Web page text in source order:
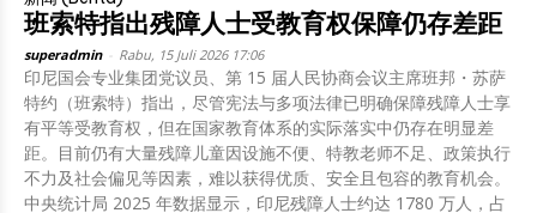
班索特指出残障人士受教育权保障仍存差距
superadmin Rabu, 15 Juli 2026 17:06
印尼国会专业集团党议员、第 15 届人民协商会议主席班邦・苏萨
特约（班索特）指出，尽管宪法与多项法律已明确保障残障人士享
有平等受教育权，但在国家教育体系的实际落实中仍存在明显差
距。目前仍有大量残障儿童因设施不便、特教老师不足、政策执行
不力及社会偏见等因素，难以获得优质、安全且包容的教育机会。
中央统计局 2025 年数据显示，印尼残障人士约达 1780 万人，占